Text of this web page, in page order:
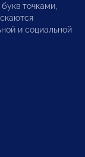
точками,
и социальной